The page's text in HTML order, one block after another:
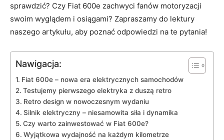
sprawdzić? Czy Fiat 600e zachwyci ⁢fanów motoryzacji
swoim wyglądem i osiągami? Zapraszamy do lektury
naszego artykułu, aby poznać odpowiedzi na te pytania!
Nawigacja:
Fiat‍ 600e – nowa era elektrycznych samochodów
Testujemy pierwszego ⁤elektryka ‌z duszą retro
Retro design⁤ w nowoczesnym wydaniu
Silnik elektryczny​ – niesamowita siła i dynamika
Czy warto zainwestować w Fiat 600e?
Wyjątkowa wydajność na‍ każdym kilometrze